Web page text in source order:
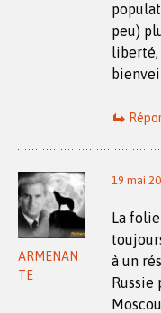
peu)
liberté,
ARMENAN
TE
19 mai
La
à un
Russie